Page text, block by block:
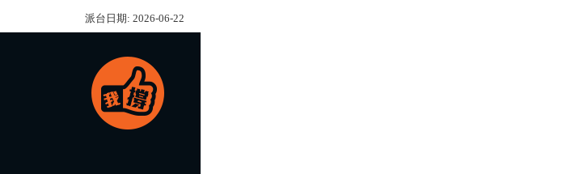
派台日期: 2026-06-22